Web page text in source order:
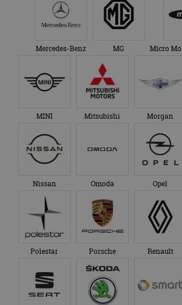
Mercedes-Benz MG Micro
MINI Mitsubishi Morgan
Nissan Omoda Opel
Polestar Porsche Renault